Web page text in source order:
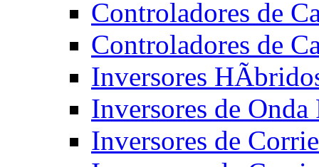
Controladores de
Controladores de
Inversores
Inversores de
Inversores de